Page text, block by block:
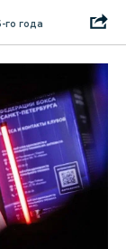
года